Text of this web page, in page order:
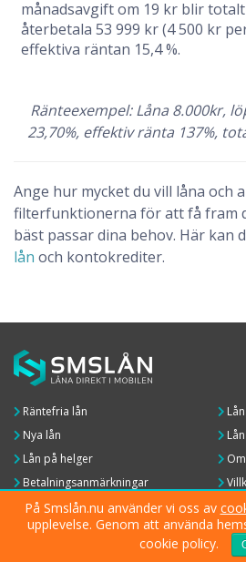
månadsavgift om 19 kr blir
återbetala 53 999 kr (4 500 kr
effektiva räntan 15,4 %.
Ränteexempel: Låna 8.000kr,
23,70%, effektiv ränta 137%,
Ange hur mycket du vill låna och
filterfunktionerna för att få fram
bäst passar dina behov. Här kan
lån och kontokrediter.
Räntefria lån
Nya lån
Lån på helger
Betalningsanmärkningar
Copyright © 2026 -
På Smslån.nu använder vi oss av
upplevelse. Genom att använda
cookie policy.